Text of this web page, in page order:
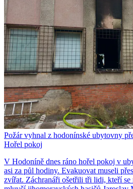
Požár vyhnal z hodonínské ubytovny
Hořel pokoj
V Hodoníně dnes ráno hořel pokoj v
asi za půl hodiny. Evakuovat museli
zvířat. Záchranáři ošetřili tři lidi, kteří